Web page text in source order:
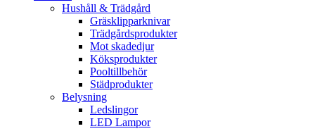
Hushåll & Trädgård
Gräsklipparknivar
Trädgårdsprodukter
Mot skadedjur
Köksprodukter
Pooltillbehör
Städprodukter
Belysning
Ledslingor
LED Lampor